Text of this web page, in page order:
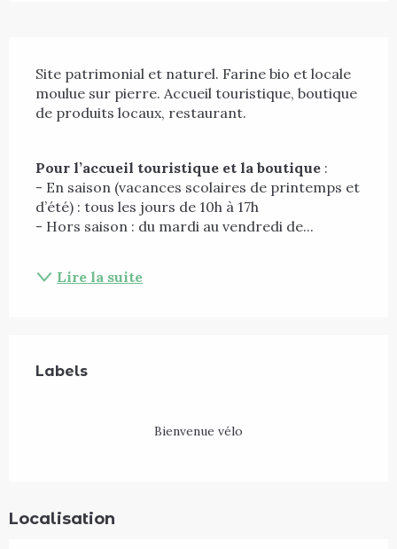
Site patrimonial et naturel. Farine bio et locale
moulue sur pierre. Accueil touristique, boutique
de produits locaux, restaurant.
Pour l’accueil touristique et la boutique :
- En saison (vacances scolaires de printemps et
d’été) : tous les jours de 10h à 17h
- Hors saison : du mardi au vendredi de...
Lire la suite
Labels
Labels
Bienvenue vélo
Localisation